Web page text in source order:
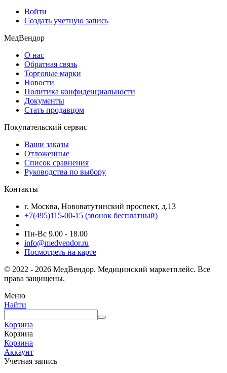
Войти
Создать учетную запись
МедВендор
О нас
Обратная связь
Торговые марки
Новости
Политика конфиденциальности
Документы
Стать продавцом
Покупательский сервис
Ваши заказы
Отложенные
Список сравнения
Руководства по выбору
Контакты
г. Москва, Нововатутинский проспект, д.13
+7(495)115-00-15 (звонок бесплатный)
Пн-Вс 9.00 - 18.00
info@medvendor.ru
Посмотреть на карте
© 2022 - 2026 МедВендор. Медицинский маркетплейс. Все
права защищены.
Меню
Найти
Корзина
Корзина
Корзина
Аккаунт
Учетная запись